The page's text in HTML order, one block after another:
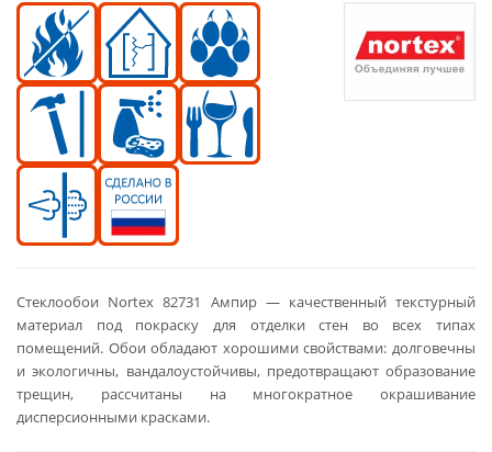
Стеклообои Nortex 82731 Ампир — качественный текстурный
материал под покраску для отделки стен во всех типах
помещений. Обои обладают хорошими свойствами: долговечны
и экологичны, вандалоустойчивы, предотвращают образование
трещин, рассчитаны на многократное окрашивание
дисперсионными красками.